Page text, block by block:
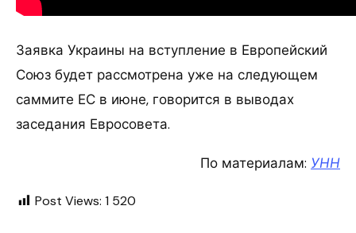
Заявка Украины на вступление в Европейский
Союз будет рассмотрена уже на следующем
саммите ЕС в июне, говорится в выводах
заседания Евросовета.
По материалам: УНН
Post Views: 1 520